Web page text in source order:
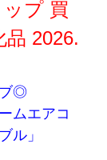
プ 買
2026.
◎
ムエアコ
ル」